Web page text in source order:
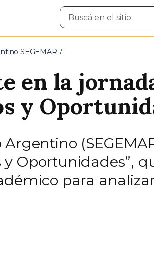
Buscar
en
SEGEMAR
en la
y
Argentino
Oportunidades”,
para